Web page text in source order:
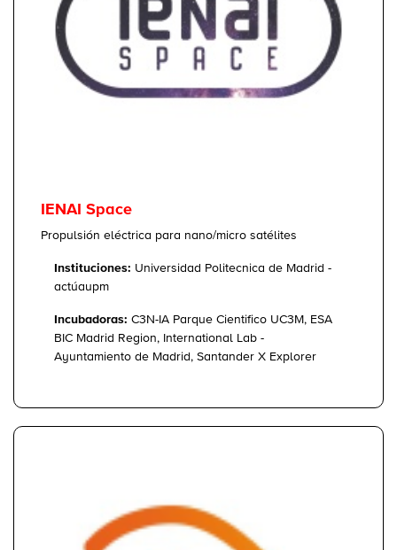
IENAI Space
Propulsión eléctrica para nano/micro satélites
Instituciones: Universidad Politecnica de Madrid -
actúaupm
Incubadoras: C3N-IA Parque Cientifico UC3M, ESA
BIC Madrid Region, International Lab -
Ayuntamiento de Madrid, Santander X Explorer